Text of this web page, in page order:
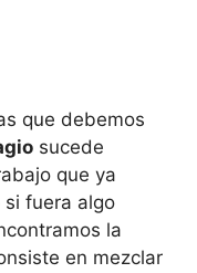
que debemos
sucede
que ya
fuera algo
la
en mezclar